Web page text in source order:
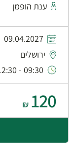
ענת הופמן
09.04.2027
ירושלים
09:30 - 12:30
120
₪